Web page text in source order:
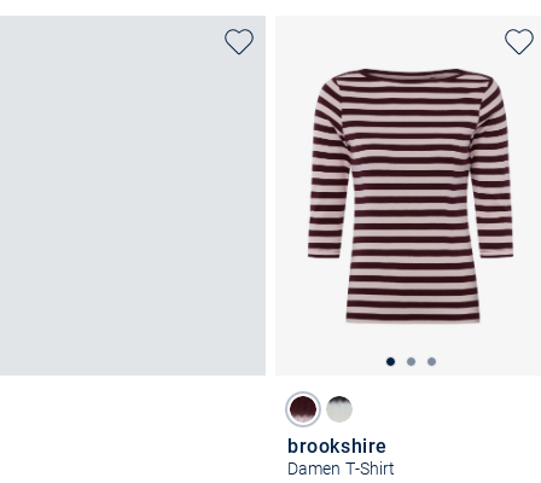
brookshire
Damen T-Shirt